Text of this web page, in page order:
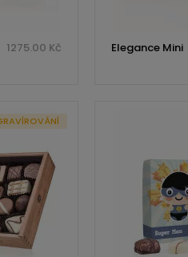
1275.00 Kč Elegance Mini